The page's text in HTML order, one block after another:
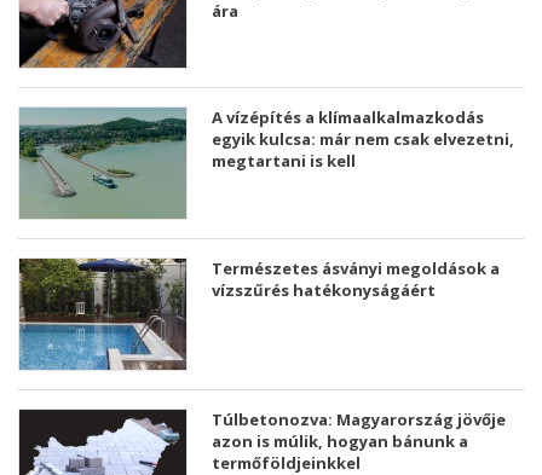
ára
A vízépítés a klímaalkalmazkodás
egyik kulcsa: már nem csak elvezetni,
megtartani is kell
Természetes ásványi megoldások a
vízszűrés hatékonyságáért
Túlbetonozva: Magyarország jövője
azon is múlik, hogyan bánunk a
termőföldjeinkkel